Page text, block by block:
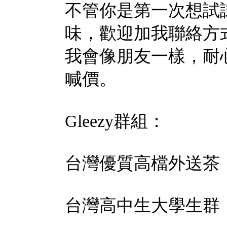
不管你是第一次想
味，歡迎加我聯絡方
我會像朋友一樣，
喊價。
Gleezy群組：
台灣優質高檔外送茶
台灣高中生大學生群